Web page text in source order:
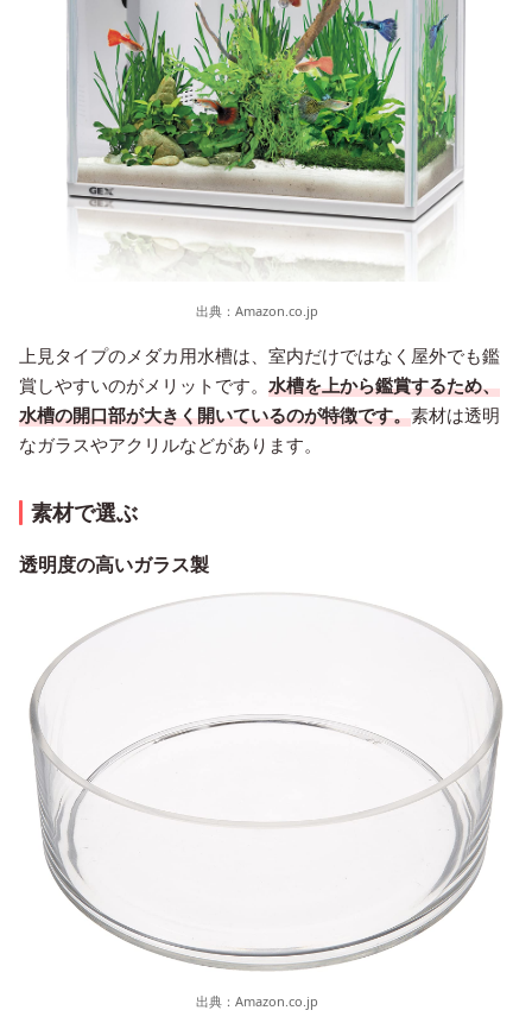
出典： Amazon.co.jp
上見タイプのメダカ用水槽は、室内だけではなく屋外でも鑑
賞しやすいのがメリットです。 水槽を上から鑑賞するため、
水槽の開口部が大きく開いているのが特徴です。素材は透明
なガラスやアクリルなどがあります。
素材で選ぶ
透明度の高いガラス製
出典： Amazon.co.jp